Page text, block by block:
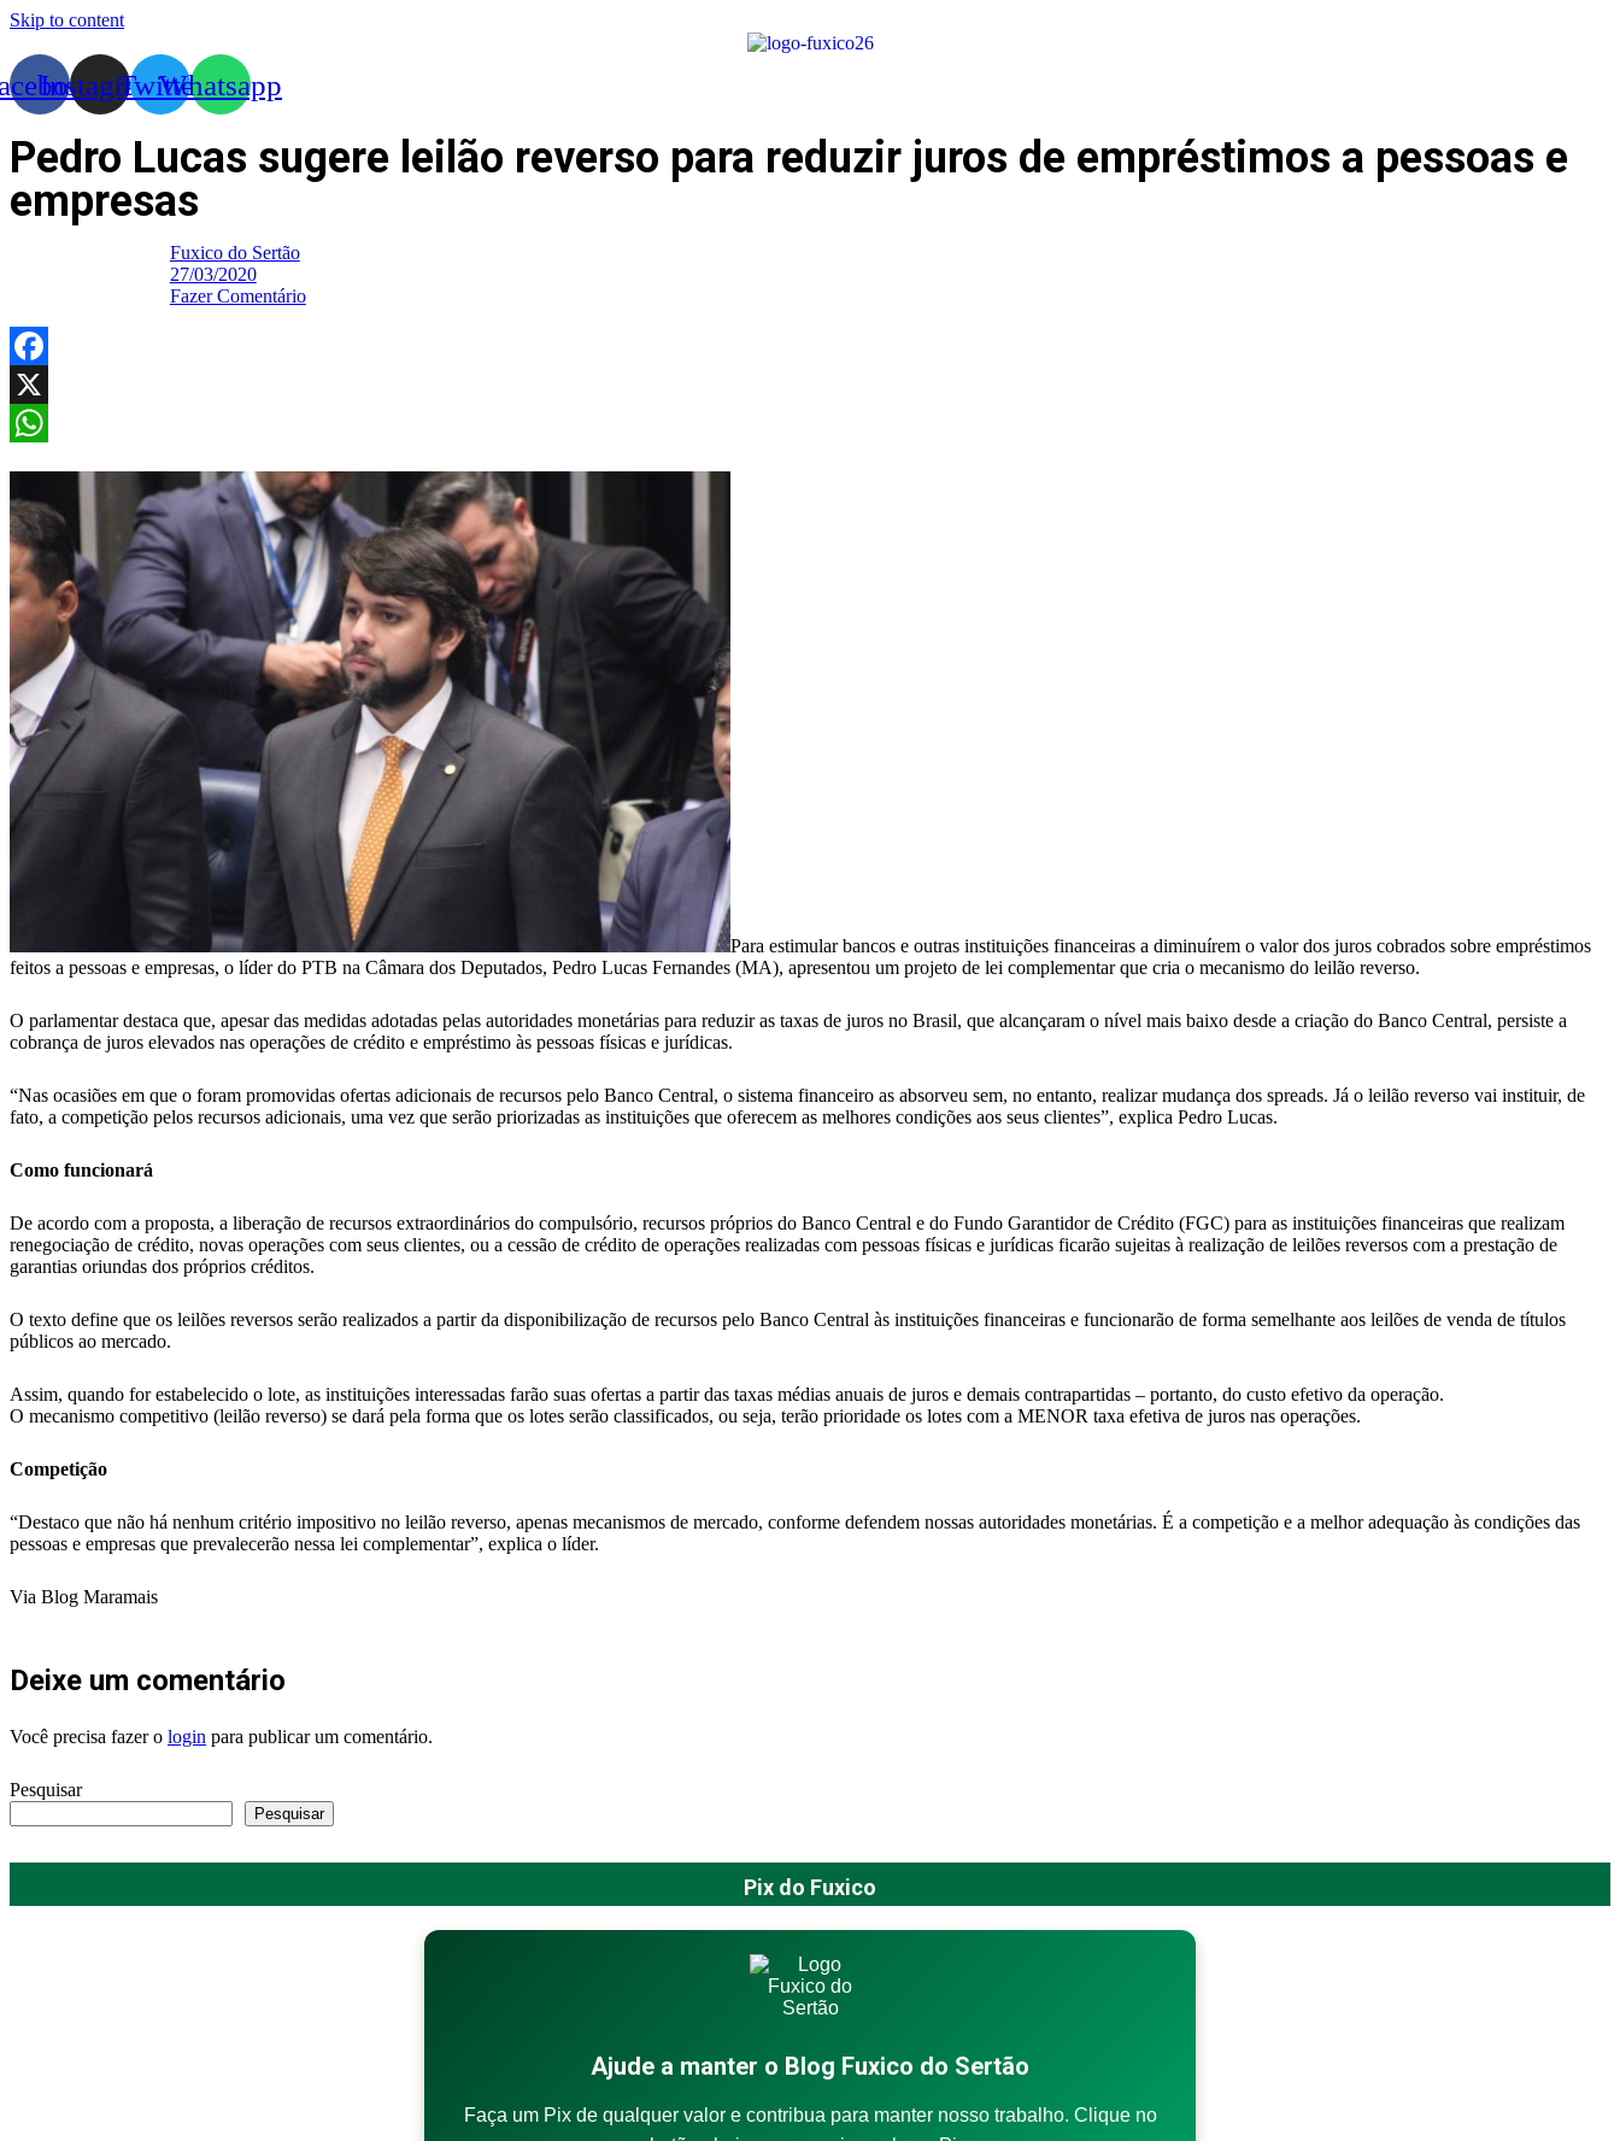
Skip to content
InstagramTwitterWhatsapp
Pedro Lucas sugere leilão reverso para reduzir juros de empréstimos a pessoas e
empresas
Fuxico do Sertão
27/03/2020
Fazer Comentário
Facebook
X
Para estimular bancos e outras instituições financeiras a diminuírem o valor dos juros cobrados sobre empréstimos
feitos a pessoas e empresas, o líder do PTB na Câmara dos Deputados, Pedro Lucas Fernandes (MA), apresentou um projeto de lei complementar que cria o mecanismo do leilão reverso.
O parlamentar destaca que, apesar das medidas adotadas pelas autoridades monetárias para reduzir as taxas de juros no Brasil, que alcançaram o nível mais baixo desde a criação do Banco Central, persiste a
cobrança de juros elevados nas operações de crédito e empréstimo às pessoas físicas e jurídicas.
“Nas ocasiões em que o foram promovidas ofertas adicionais de recursos pelo Banco Central, o sistema financeiro as absorveu sem, no entanto, realizar mudança dos spreads. Já o leilão reverso vai instituir, de
fato, a competição pelos recursos adicionais, uma vez que serão priorizadas as instituições que oferecem as melhores condições aos seus clientes”, explica Pedro Lucas.
Como funcionará
De acordo com a proposta, a liberação de recursos extraordinários do compulsório, recursos próprios do Banco Central e do Fundo Garantidor de Crédito (FGC) para as instituições financeiras que realizam
renegociação de crédito, novas operações com seus clientes, ou a cessão de crédito de operações realizadas com pessoas físicas e jurídicas ficarão sujeitas à realização de leilões reversos com a prestação de
garantias oriundas dos próprios créditos.
O texto define que os leilões reversos serão realizados a partir da disponibilização de recursos pelo Banco Central às instituições financeiras e funcionarão de forma semelhante aos leilões de venda de títulos
públicos ao mercado.
Assim, quando for estabelecido o lote, as instituições interessadas farão suas ofertas a partir das taxas médias anuais de juros e demais contrapartidas – portanto, do custo efetivo da operação.
O mecanismo competitivo (leilão reverso) se dará pela forma que os lotes serão classificados, ou seja, terão prioridade os lotes com a MENOR taxa efetiva de juros nas operações.
Competição
“Destaco que não há nenhum critério impositivo no leilão reverso, apenas mecanismos de mercado, conforme defendem nossas autoridades monetárias. É a competição e a melhor adequação às condições das
pessoas e empresas que prevalecerão nessa lei complementar”, explica o líder.
Via Blog Maramais
Deixe um comentário
Você precisa fazer o login para publicar um comentário.
Pesquisar
Pesquisar
Pix do Fuxico
Ajude a manter o Blog Fuxico do Sertão
Faça um Pix de qualquer valor e contribua para manter nosso trabalho. Clique no